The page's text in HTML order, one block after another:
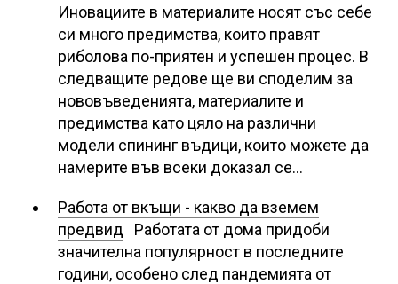
Иновациите в материалите носят със себе
си много предимства, които правят
риболова по-приятен и успешен процес. В
следващите редове ще ви споделим за
нововъведенията, материалите и
предимства като цяло на различни
модели спининг въдици, които можете да
намерите във всеки доказал се…
Работа от вкъщи - какво да вземем
предвид Работата от дома придоби
значителна популярност в последните
години, особено след пандемията от